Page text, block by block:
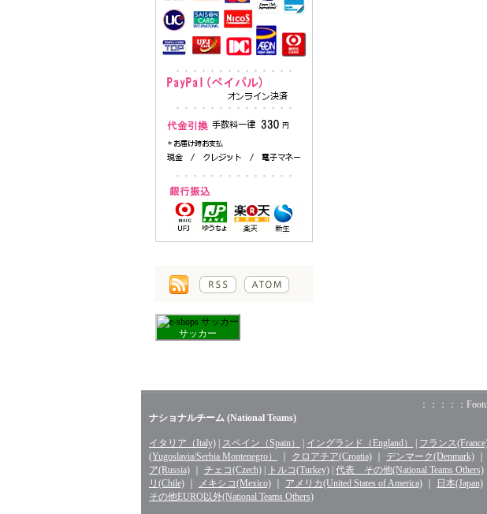
サッカー
：：：：：
ナショナルチーム (National Teams)
イタリア（Italy) スペイン（Spain） イングランド（England） フランス
(Yugoslavia/Serbia Montenegro）
クロアチア(Croatia) デンマーク(Denmark)
ア(Russia)
チェコ(Czech) トルコ(Turkey) 代表 その他(National Teams Others)
リ(Chile)
メキシコ(Mexico) アメリカ(United States of America) 日本(Japan)
その他EURO以外(National Teams Others)